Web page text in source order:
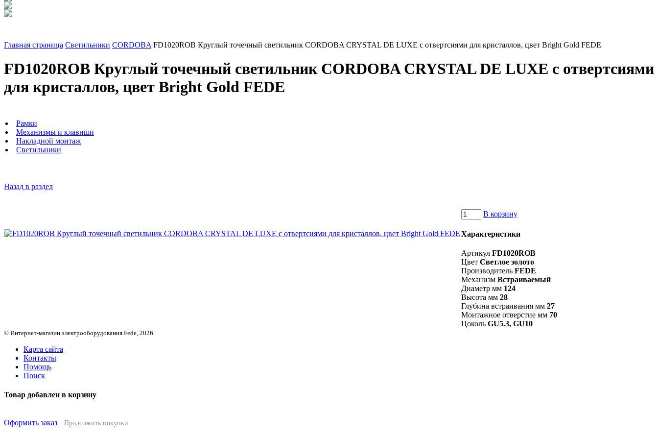
Главная страница Светильники CORDOBA FD1020ROB Круглый точечный светильник CORDOBA CRYSTAL DE LUXE с отвертсиями для кристаллов, цвет Bright Gold FEDE
FD1020ROB Круглый точечный светильник CORDOBA CRYSTAL DE LUXE с отвертсиями
для кристаллов, цвет Bright Gold FEDE
Рамки
Механизмы и клавиши
Накладной монтаж
Светильники
Назад в раздел
В корзину
Характеристики
Артикул FD1020ROB
Цвет Светлое золото
Производитель FEDE
Механизм Встраиваемый
Диаметр мм 124
Высота мм 28
Глубина встраивания мм 27
Монтажное отверстие мм 70
Цоколь GU5.3, GU10
© Интернет-магазин электрооборудования Fede, 2026
Карта сайта
Контакты
Помощь
Поиск
Товар добавлен в корзину
Оформить заказ Продолжить покупки